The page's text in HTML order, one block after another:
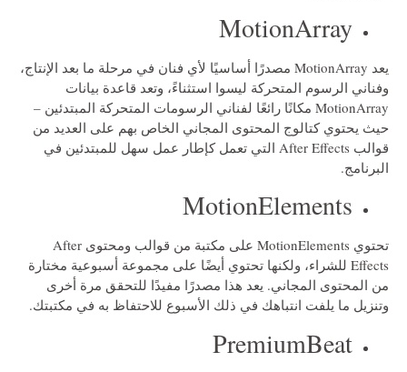
MotionArray
يعد MotionArray مصدرًا أساسيًا لأي فنان في مرحلة ما بعد الإنتاج،
وفناني الرسوم المتحركة ليسوا استثناءً، وتعد قاعدة بيانات
MotionArray مكانًا رائعًا لفناني الرسومات المتحركة المبتدئين –
حيث يحتوي كتالوج المحتوى المجاني الخاص بهم على العديد من
قوالب After Effects التي تعمل كإطار عمل سهل للمبتدئين في
البرنامج.
MotionElements
تحتوي MotionElements على مكتبة من قوالب ومحتوى After
Effects للشراء، ولكنها تحتوي أيضًا على مجموعة أسبوعية مختارة
من المحتوى المجاني. يعد هذا مصدرًا مفيدًا للتحقق مرة أخرى
وتنزيل ما يلفت انتباهك في ذلك الأسبوع للاحتفاظ به في مكتبتك.
PremiumBeat